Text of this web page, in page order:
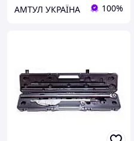
АМТУЛ УКРАЇНА 100%